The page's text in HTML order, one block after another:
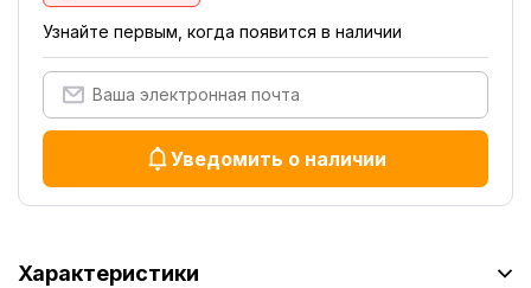
Узнайте первым, когда появится в наличии
Уведомить о наличии
Характеристики